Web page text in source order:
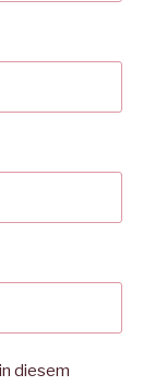
diesem